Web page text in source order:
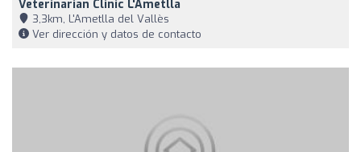
Veterinarian Clinic L'Ametlla
3,3km, L'Ametlla del Vallès
Ver dirección y datos de contacto